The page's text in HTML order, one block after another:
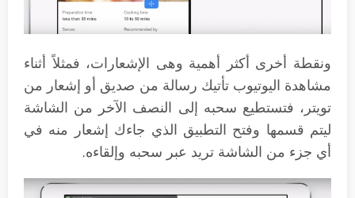
ونقطة أخرى أكثر أهمية وهى الإشعارات، فمثلاً أثناء
مشاهدة اليوتيوب تأتيك رسالة من صديق أو إشعار من
تويتر، فتستطيع سحبه إلى النصف الآخر من الشاشة
ليتم قسمها وفتح التطبيق الذي جاءك إشعار منه في
أي جزء من الشاشة تريد عبر سحبه وإلقاءه.